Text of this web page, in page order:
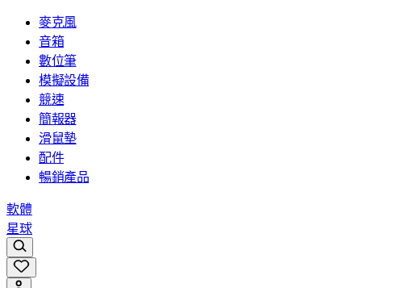
麥克風
音箱
數位筆
模擬設備
競速
簡報器
滑鼠墊
配件
暢銷產品
軟體
星球